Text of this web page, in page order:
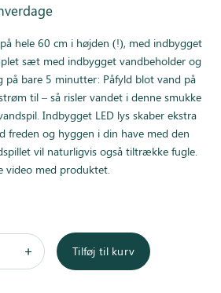
kr..2.450,00 kr..
hele 60 cm i højden (!), med indbygget
sæt med indbygget vandbeholder og
på bare 5 minutter: Påfyld blot vand på
til – så risler vandet i denne smukke
Indbygget LED lys skaber ekstra
freden og hyggen i din have med den
vil naturligvis også tiltrække fugle.
video med produktet.
Tilføj til kurv